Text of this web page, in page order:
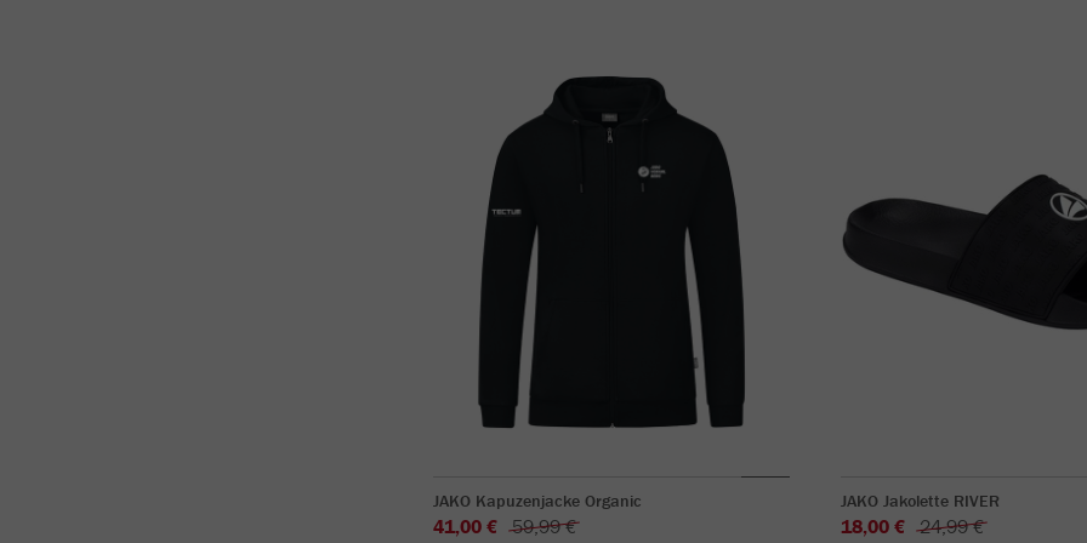
JAKO Kapuzenjacke Organic
41,00 € 59,99 €
JAKO Jakolette RIVER
18,00 € 24,99 €